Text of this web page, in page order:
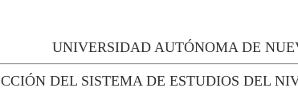
UNIVERSIDAD AUTÓNOMA DE
DEL SISTEMA DE ESTUDIOS DEL